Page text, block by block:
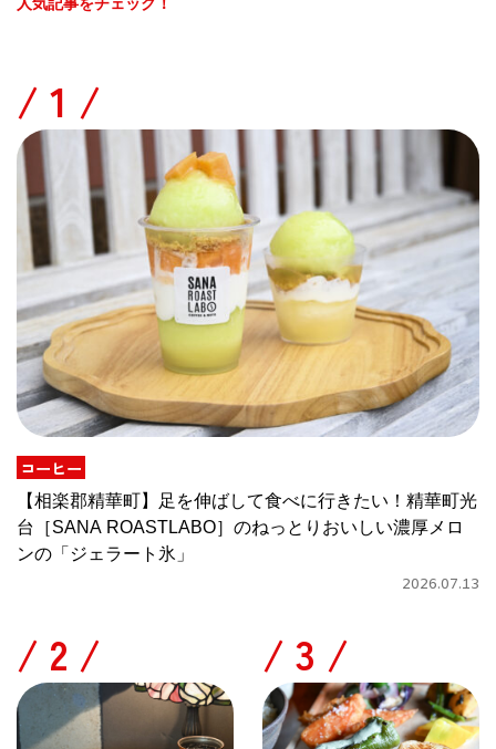
/
コーヒー
【相楽郡精華町】足を伸ばして食べに行きたい！精華町光
台［SANA ROASTLABO］のねっとりおいしい濃厚メロ
ンの「ジェラート氷」
2026.07.13
/ /